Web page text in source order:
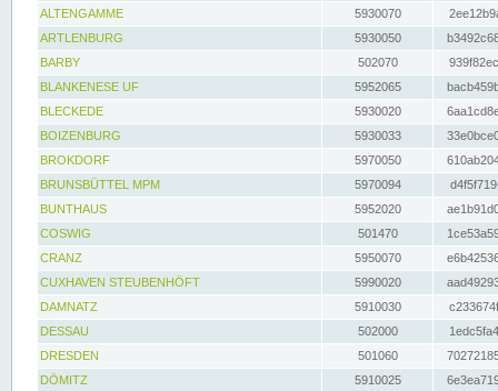
ALTENGAMME
5930070
ARTLENBURG
5930050
BARBY
502070
BLANKENESE UF
5952065
BLECKEDE
5930020
BOIZENBURG
5930033
BROKDORF
5970050
BRUNSBÜTTEL MPM
5970094
BUNTHAUS
5952020
COSWIG
501470
CRANZ
5950070
CUXHAVEN STEUBENHÖFT
5990020
DAMNATZ
5910030
DESSAU
502000
DRESDEN
501060
DÖMITZ
5910025